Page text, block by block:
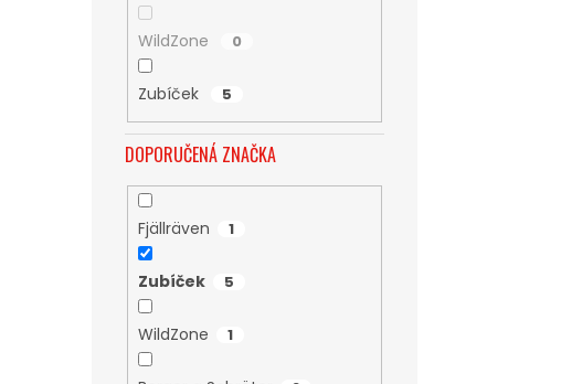
WildZone 0
Zubíček 5
DOPORUČENÁ ZNAČKA
Fjällräven 1
Zubíček 5
WildZone 1